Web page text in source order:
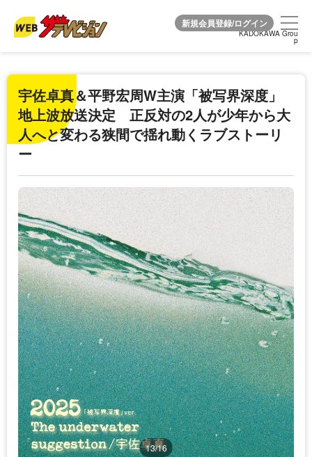
KADOKAWA Grou
p
KADOKAWA Grou
p
宇佐卓真＆平野宏周W主演「被写界深度」
地上波放送決定 正反対の2人が少年から大
人へと変わる狭間で揺れ動くラブストーリ
ー
13/16